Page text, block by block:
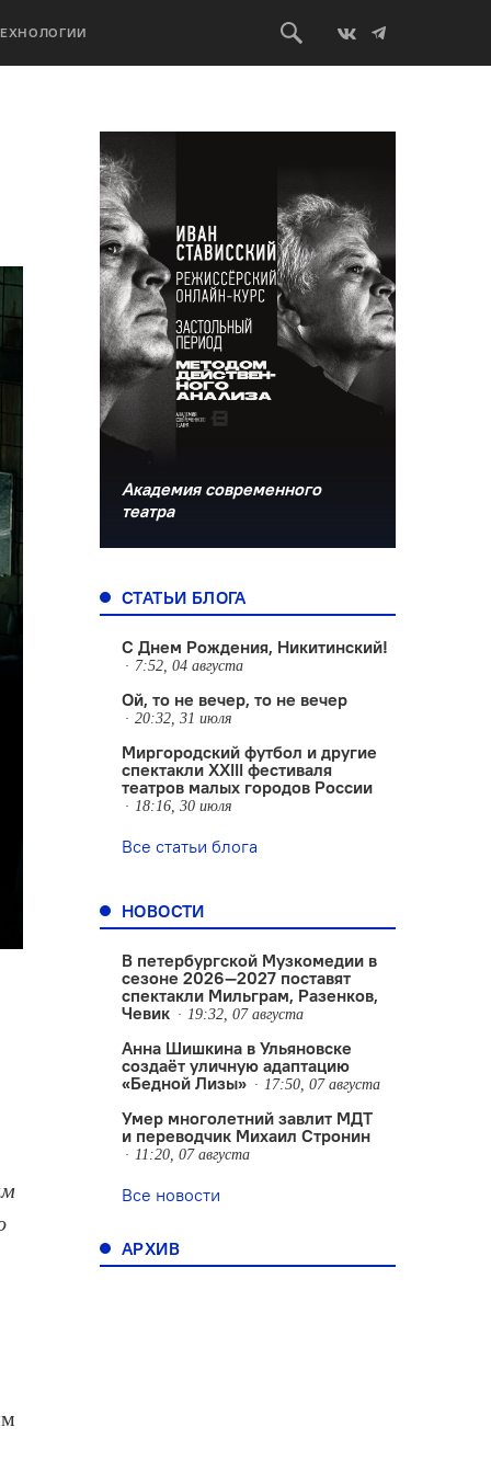
Академия современного
театра
СТАТЬИ БЛОГА
С Днем Рождения, Никитинский!
7:52, 04 августа
Ой, то не вечер, то не вечер
20:32, 31 июля
Миргородский футбол и другие
спектакли XXIII фестиваля
театров малых городов России
18:16, 30 июля
Все статьи блога
НОВОСТИ
В петербургской Музкомедии в
сезоне 2026—2027 поставят
спектакли Мильграм, Разенков,
Чевик
19:32, 07 августа
Анна Шишкина в Ульяновске
создаëт уличную адаптацию
«Бедной Лизы»
17:50, 07 августа
Умер многолетний завлит МДТ
и переводчик Михаил Стронин
11:20, 07 августа
Все новости
АРХИВ